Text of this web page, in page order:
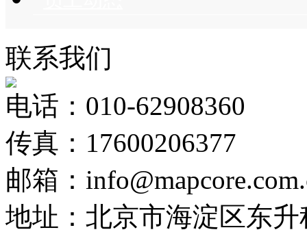
联系我们
电话：010-62908360
传真：17600206377
邮箱：
地址：北京市海淀区东